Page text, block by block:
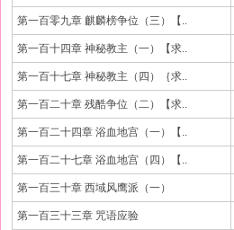
第一百零九章 麒麟榜争位（三）【..
第一百十四章 神秘教主（一）【求..
第一百十七章 神秘教主（四）｛求..
第一百二十章 残酷争位（二）【求..
第一百二十四章 浴血地宫（一）【..
第一百二十七章 浴血地宫（四）【..
第一百三十章 西域风鹰派（一）
第一百三十三章 咒语应验